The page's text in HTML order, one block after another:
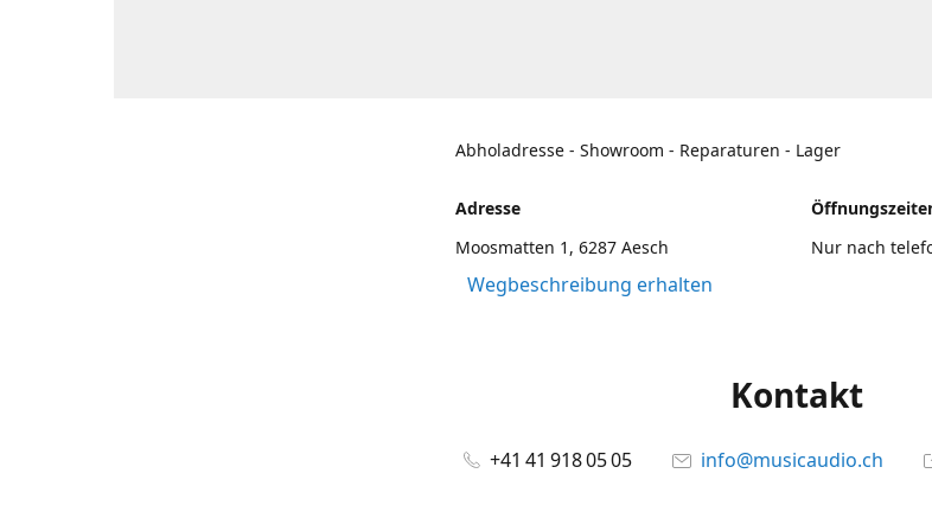
Abholadresse - Showroom - Reparaturen - Lager
Adresse
Moosmatten 1, 6287 Aesch
Wegbeschreibung erhalten
Nur nach
Kontakt
+41 41 918 05 05 info@musicaudio.ch